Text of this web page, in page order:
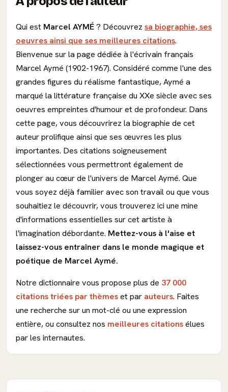
Qui est Marcel AYMÉ? Découvrez sa biographie, ses
oeuvres ainsi que ses meilleures citations.
Bienvenue sur la page dédiée à l'écrivain français
Marcel Aymé (1902-1967). Considéré comme l'une des
grandes figures du réalisme fantastique, Aymé a
marqué la littérature française du XXe siècle avec ses
oeuvres empreintes d'humour et de profondeur. Dans
cette page, vous découvrirez la biographie de cet
auteur prolifique ainsi que ses œuvres les plus
importantes. Des citations soigneusement
sélectionnées vous permettront également de
plonger au cœur de l'univers de Marcel Aymé. Que
vous soyez déjà familier avec son travail ou que vous
souhaitiez le découvrir, vous trouverez ici une mine
d'informations essentielles sur cet artiste à
l'imagination débordante. Mettez-vous à l'aise et
laissez-vous entraîner dans le monde magique et
poétique de Marcel Aymé.
Notre dictionnaire vous propose plus de 37 000
citations triées par thèmeset par auteurs. Faites
une recherche sur un mot-clé ou une expression
entière, ou consultez nos meilleures citationsélues
par les internautes.